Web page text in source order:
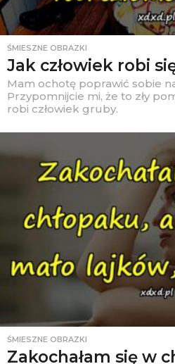
ŚMIESZNE OBRAZKI
Jak człowiek robi
Mam ochotę poprawić sobie
Przypomnijcie mi, że to zły
robi człowiek gruby.
ŚMIESZNE OBRAZKI
Zakochałam się w